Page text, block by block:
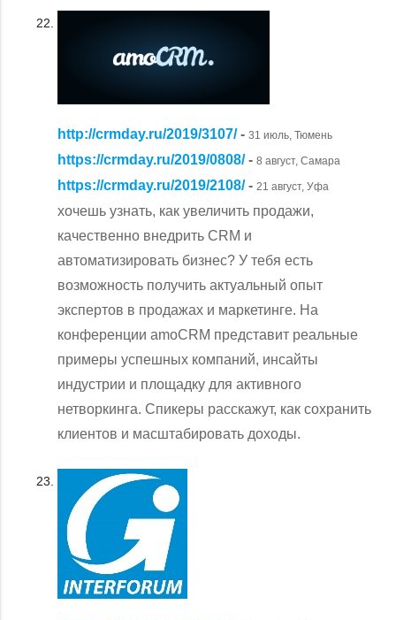
http://crmday.ru/2019/3107/- 31 июль, Тюмень
https://crmday.ru/2019/0808/- 8 август, Самара
https://crmday.ru/2019/2108/- 21 август, Уфа
хочешь узнать, как увеличить продажи,
качественно внедрить CRM и
автоматизировать бизнес? У тебя есть
возможность получить актуальный опыт
экспертов в продажах и маркетинге. На
конференции amoCRM представит реальные
примеры успешных компаний, инсайты
индустрии и площадку для активного
нетворкинга. Спикеры расскажут, как сохранить
клиентов и масштабировать доходы.